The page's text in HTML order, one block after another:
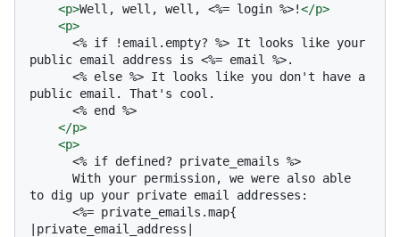
<p>Well, well, well, <%= login %>!</p>
<p>
public email address is <%= email %>.
public email. That's cool.
</p>
<p>
to dig up your private email addresses:
|private_email_address|